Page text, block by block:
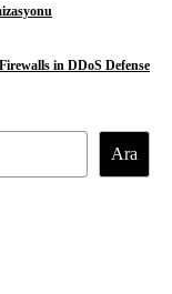
in DDoS Defense
Ara